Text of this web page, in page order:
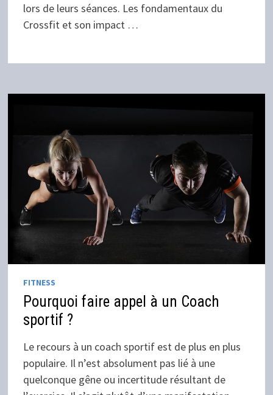
lors de leurs séances. Les fondamentaux du
Crossfit et son impact …
FITNESS
Pourquoi faire appel à un Coach
sportif ?
Le recours à un coach sportif est de plus en plus
populaire. Il n’est absolument pas lié à une
quelconque gêne ou incertitude résultant de